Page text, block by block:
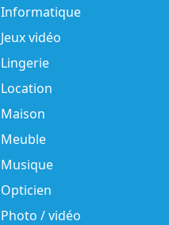
Informatique
Jeux vidéo
Lingerie
Location
Maison
Meuble
Musique
Opticien
Photo / vidéo